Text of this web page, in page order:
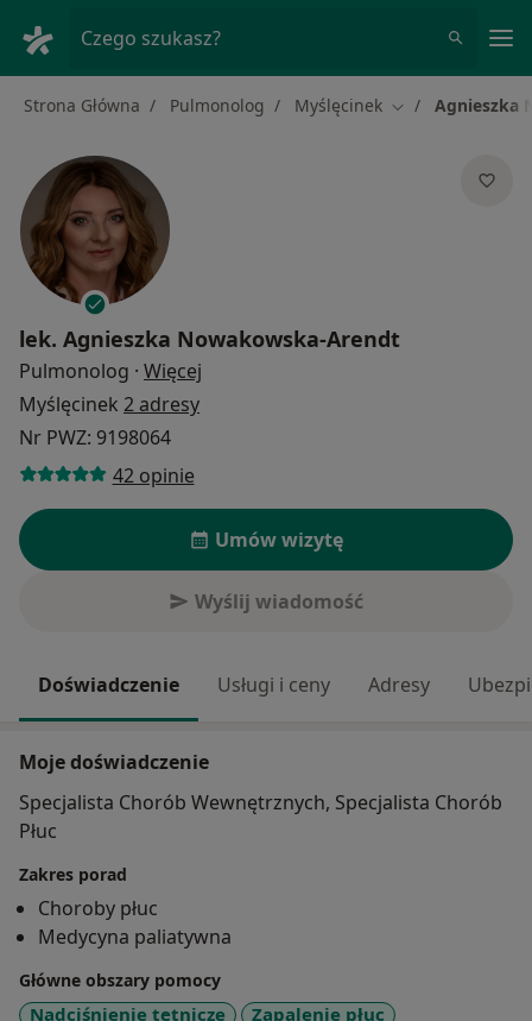
Czego szukasz?
Strona Główna Pulmonolog Myślęcinek Zmień miasto
Agnieszka
lek. Agnieszka Nowakowska-Arendt
Pulmonolog · Więcej
Myślęcinek 2 adresy
Nr PWZ: 9198064
42 opinie
Umów wizytę
Wyślij wiadomość
Doświadczenie Usługi i ceny Adresy
Moje doświadczenie
Specjalista Chorób Wewnętrznych, Specjalista Chorób
Płuc
Zakres porad
Choroby płuc
Medycyna paliatywna
Główne obszary pomocy
Nadciśnienie tętnicze
Zapalenie płuc